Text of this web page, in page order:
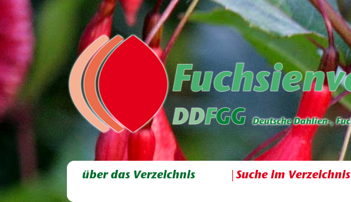
über das Verzeichnis Suche im Verzeichnis